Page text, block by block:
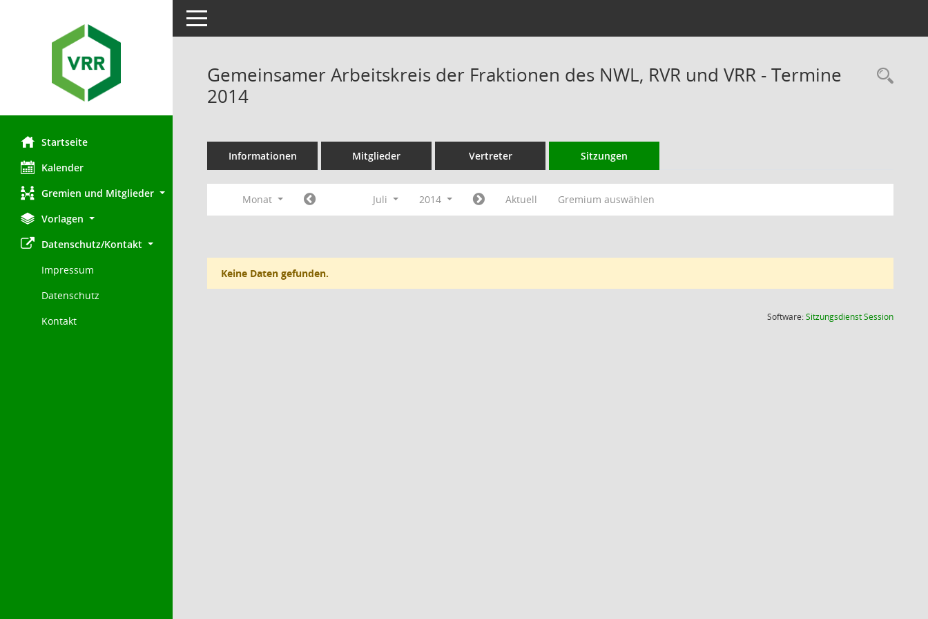
Startseite
Kalender
Gremien und Mitglieder
Vorlagen
Datenschutz/Kontakt
Impressum
Datenschutz
Kontakt
Toggle navigation
Gemeinsamer Arbeitskreis der Fraktionen des NWL, RVR und VRR - Termine
2014
Informationen Mitglieder Vertreter Sitzungen
Monat Juli 2014 Aktuell Gremium auswählen
Keine Daten gefunden.
Software:SitzungsdienstSession(Wird in